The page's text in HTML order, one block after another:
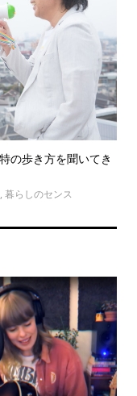
の歩き方を聞いてき
, 暮らしのセンス